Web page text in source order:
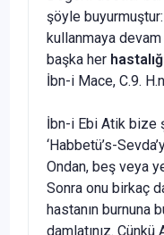
şöyle buyurmuştur:
kullanmaya
başka her
İbn-i Mace, C.9.
İbn-i Ebi Atik bize
‘Habbetü’s-
Ondan, beş veya
Sonra onu birkaç
hastanın burnuna
damlatınız.